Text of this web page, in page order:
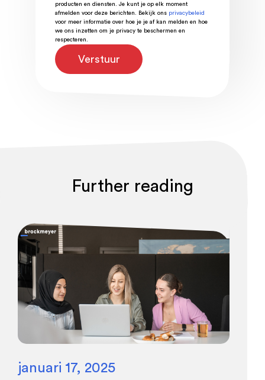
producten en diensten. Je kunt je op elk moment
afmelden voor deze berichten. Bekijk ons privacybeleid
voor meer informatie over hoe je je af kan melden en hoe
we ons inzetten om je privacy te beschermen en
respecteren.
Further reading
januari 17, 2025